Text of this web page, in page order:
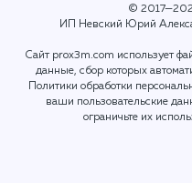
©
ИП Невский Юрий
Сайт prox3m.com использует
данные, сбор которых
Политики обработки
ваши пользовательские
ограничьте их